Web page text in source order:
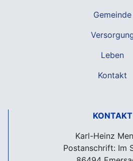
Gemeinde
Leben
Kontakt
KONTAKT
Karl-Heinz
Postanschrift: Im